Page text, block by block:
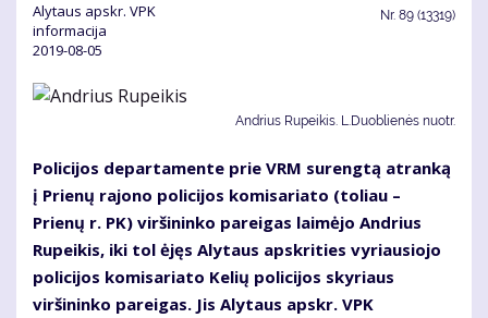
Alytaus apskr. VPK
informacija
2019-08-05
Nr. 89 (13319)
Andrius Rupeikis. L.Duoblienės nuotr.
Policijos departamente prie VRM surengtą atranką
į Prienų rajono policijos komisariato (toliau –
Prienų r. PK) viršininko pareigas laimėjo Andrius
Rupeikis, iki tol ėjęs Alytaus apskrities vyriausiojo
policijos komisariato Kelių policijos skyriaus
viršininko pareigas. Jis Alytaus apskr. VPK